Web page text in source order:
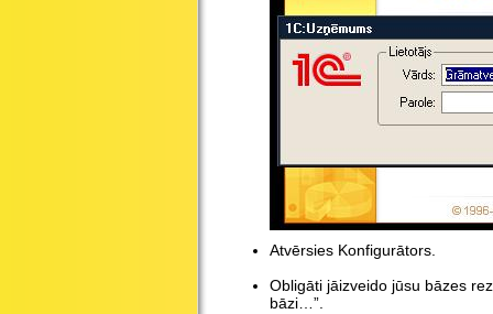
Atvērsies Konfigurātors.
Obligāti jāizveido jūsu bāzes
bāzi…”.